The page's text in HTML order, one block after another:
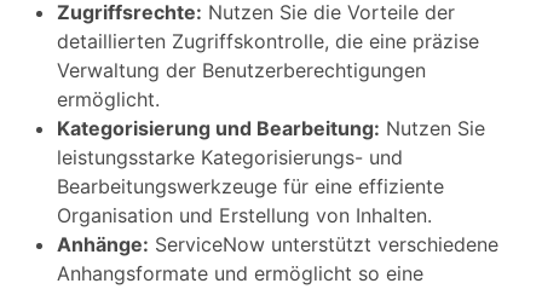
Zugriffsrechte: Nutzen Sie die Vorteile der
detaillierten Zugriffskontrolle, die eine präzise
Verwaltung der Benutzerberechtigungen
ermöglicht.
Kategorisierung und Bearbeitung: Nutzen Sie
leistungsstarke Kategorisierungs- und
Bearbeitungswerkzeuge für eine effiziente
Organisation und Erstellung von Inhalten.
Anhänge: ServiceNow unterstützt verschiedene
Anhangsformate und ermöglicht so eine